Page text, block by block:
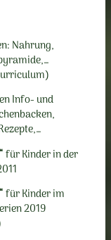
Nahrung,
Info- und
für Kinder in der
für Kinder im
2019